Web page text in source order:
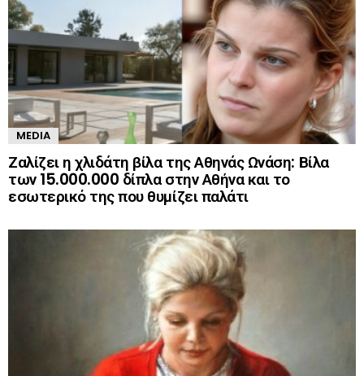
MEDIA
Ζαλίζει η χλιδάτη βίλα της Αθηνάς Ωνάση: Βίλα
των 15.000.000 δίπλα στην Αθήνα και το
εσωτερικό της που θυμίζει παλάτι